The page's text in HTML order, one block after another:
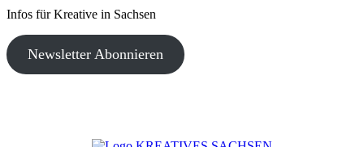
Infos für Kreative in Sachsen
Newsletter Abonnieren